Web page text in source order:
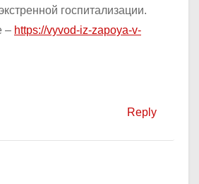
госпитализации.
– https://vyvod-iz-zapoya-v-
Reply